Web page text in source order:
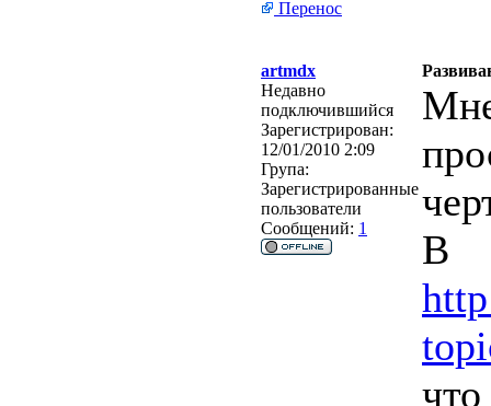
Перенос
artmdx
Недавно
подключившийся
Зарегистрирован:
12/01/2010 2:09
Група:
Зарегистрированные
пользователи
Сообщений: 1
В